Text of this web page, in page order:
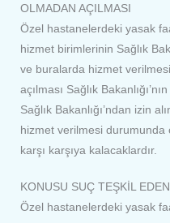
OLMADAN AÇILMASI
Özel hastanelerdeki yasak
hizmet birimlerinin Sağlık
ve buralarda hizmet
açılması Sağlık
Sağlık Bakanlığı’ndan izin
hizmet verilmesi durumunda
karşı karşıya kalacaklardır.
KONUSU SUÇ TEŞKİL
Özel hastanelerdeki yasak